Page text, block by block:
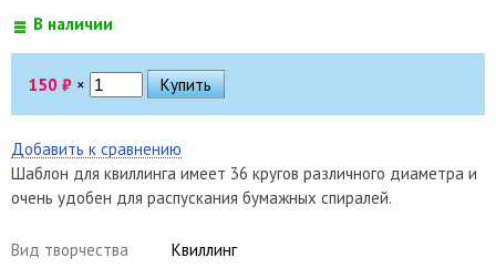
В наличии
150 ₽ ×
Добавить к сравнению
Шаблон для квиллинга имеет 36 кругов различного диаметра и
очень удобен для распускания бумажных спиралей.
Вид творчества
Квиллинг